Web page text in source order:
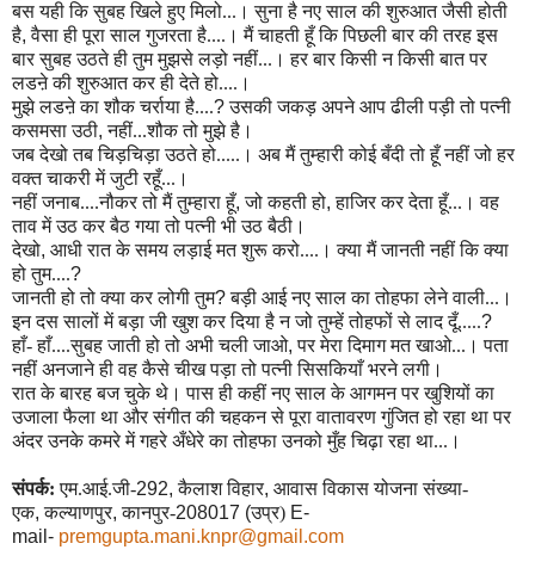
बस यही कि सुबह खिले हुए मिलो...। सुना है नए साल की शुरुआत जैसी होती
है,वैसा ही पूरा साल गुजरता है....। मैं चाहती हूँ कि पिछली बार की तरह इस
बार सुबह उठते ही तुम मुझसे लड़ो नहीं...। हर बार किसी न किसी बात पर
लडऩे की शुरुआत कर ही देते हो....।
मुझे लडऩे का शौक चर्राया है....?उसकी जकड़ अपने आप ढीली पड़ी तो पत्नी
कसमसा उठी,नहीं...शौक तो मुझे है।
जब देखो तब चिड़चिड़ा उठते हो.....। अब मैं तुम्हारी कोई बँदी तो हूँ नहीं जो हर
वक्त चाकरी में जुटी रहूँ...।
नहीं जनाब....नौकर तो मैं तुम्हारा हूँ,जो कहती हो,हाजिर कर देता हूँ...। वह
ताव में उठ कर बैठ गया तो पत्नी भी उठ बैठी।
देखो, आधी रात के समय लड़ाई मत शुरू करो....। क्या मैं जानती नहीं कि क्या
हो तुम....?
जानती हो तो क्या कर लोगी तुम?बड़ी आई नए साल का तोहफा लेने वाली...।
इन दस सालों में बड़ा जी खुश कर दिया है न जो तुम्हें तोहफों से लाद दूँ.....?
हाँ- हाँ....सुबह जाती हो तो अभी चली जाओ,पर मेरा दिमाग मत खाओ...। पता
नहीं अनजाने ही वह कैसे चीख पड़ा तो पत्नी सिसकियाँ भरने लगी।
रात के बारह बज चुके थे। पास ही कहीं नए साल के आगमन पर खुशियों का
उजाला फैला था और संगीत की चहकन से पूरा वातावरण गुंजित हो रहा था पर
अंदर उनके कमरे में गहरे अँधेरे का तोहफा उनको मुँह चिढ़ा रहा था...।
संपर्क: एम.आई.जी-292,कैलाश विहार, आवास विकास योजना संख्या-
एक,कल्याणपुर,कानपुर-208017 (उप्र) E-
mail- premgupta.mani.knpr@gmail.com